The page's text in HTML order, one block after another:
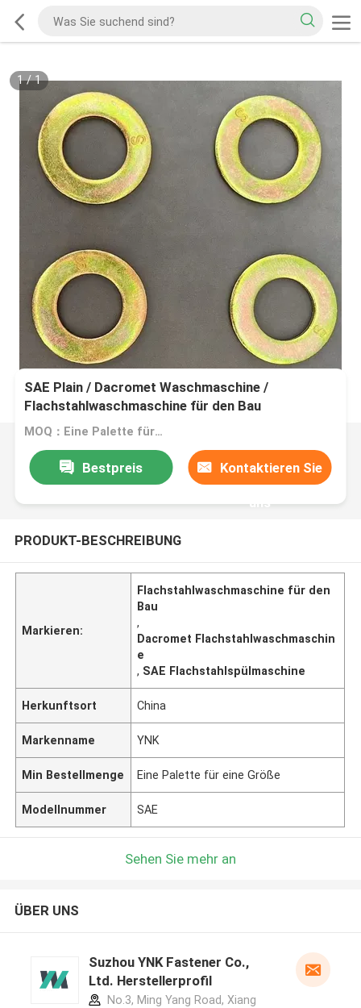
1/1
SAE Plain / Dacromet Waschmaschine /
Flachstahlwaschmaschine für den Bau
MOQ：Eine Palette für eine Größe
Bestpreis Kontaktieren Sie
uns
PRODUKT-BESCHREIBUNG
Markieren:
Flachstahlwaschmaschine für den
Bau
,
Dacromet Flachstahlwaschmaschin
e
, SAE Flachstahlspülmaschine
Herkunftsort China
Markenname YNK
Min Bestellmenge Eine Palette für eine Größe
Modellnummer SAE
Sehen Sie mehr an
ÜBER UNS
Suzhou YNK Fastener Co.,
Ltd. Herstellerprofil
No.3, Ming Yang Road, Xiang